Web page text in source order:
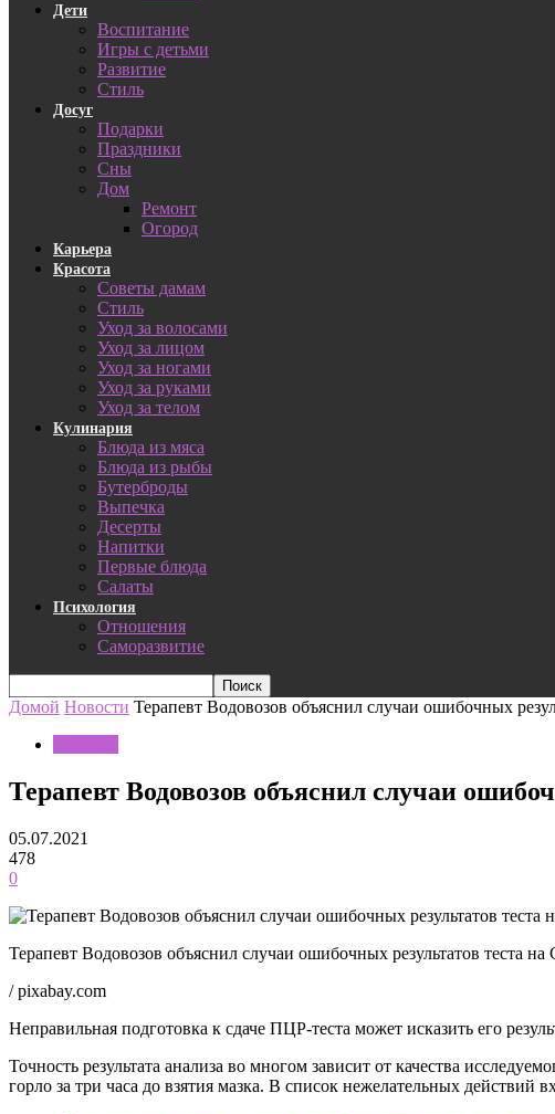
Дети
Воспитание
Игры с детьми
Развитие
Стиль
Досуг
Подарки
Праздники
Сны
Дом
Ремонт
Огород
Карьера
Красота
Советы дамам
Стиль
Уход за волосами
Уход за лицом
Уход за ногами
Уход за руками
Уход за телом
Кулинария
Блюда из мяса
Блюда из рыбы
Бутерброды
Выпечка
Десерты
Напитки
Первые блюда
Салаты
Психология
Отношения
Саморазвитие
Домой Новости Терапевт Водовозов объяснил случаи ошибочных
Терапевт Водовозов объяснил случаи
05.07.2021
478
0
Терапевт Водовозов объяснил случаи ошибочных результатов теста
/ pixabay.com
Неправильная подготовка к сдаче ПЦР-теста может исказить его
Точность результата анализа во многом зависит от качества
горло за три часа до взятия мазка. В список нежелательных действий